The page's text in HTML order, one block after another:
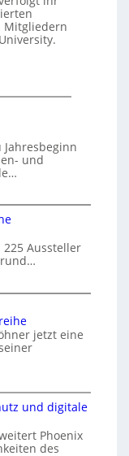
Mitgliedern
und
Aussteller
jetzt eine
und digitale
Phoenix
des